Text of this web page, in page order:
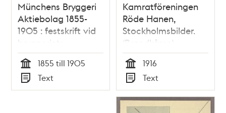
Münchens Bryggeri
Aktiebolag 1855-
1905 : festskrift vid
bryggeriets
femtioårsjubileum
Tid
1855 till 1905
Typ
Text
Kamratföreningen
Röde Hanen,
Stockholmsbilder.
(Brandkåren)
Tid
1916
Typ
Text